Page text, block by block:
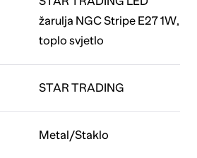
žarulja NGC Stripe E27 1W,
toplo svjetlo
STAR TRADING
Metal/Staklo